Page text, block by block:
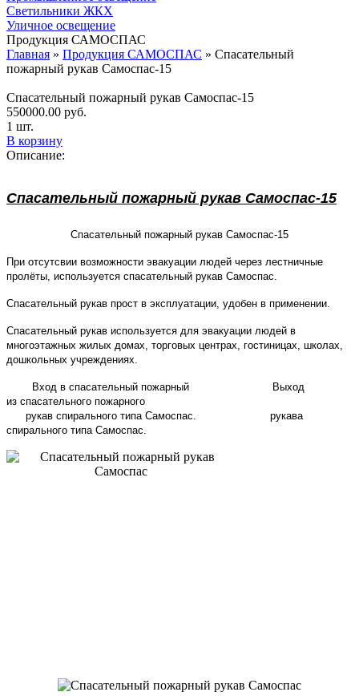
Светильники ЖКХ
Уличное освещение
Продукция САМОСПАС
Главная » Продукция САМОСПАС » Спасательный
пожарный рукав Самоспас-15
Спасательный пожарный рукав Самоспас-15
550000.00 руб.
1 шт.
В корзину
Описание:
Спасательный пожарный рукав Самоспас-15
Спасательный пожарный рукав Самоспас-15
При отсутсвии возможности эвакуации людей через лестничные
пролёты, используется спасательный рукав Самоспас.
Спасательный рукав прост в эксплуатации, удобен в применении.
Спасательный рукав используется для эвакуации людей в
многоэтажных жилых домах, торговых центрах, гостиницах, школах,
дошкольных учреждениях.
Вход в спасательный пожарный
Выход
из спасательного пожарного
рукав спирального типа Самоспас.
рукава
спирального типа Самоспас.